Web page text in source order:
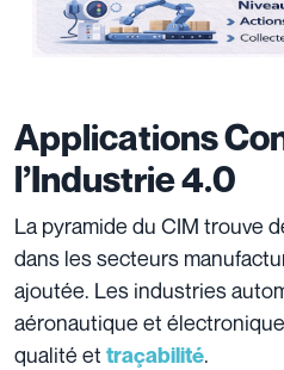
Applications
l’Industrie 4.0
La pyramide du CIM trouve
dans les secteurs
ajoutée. Les industries
aéronautique et
qualité et traçabilité.